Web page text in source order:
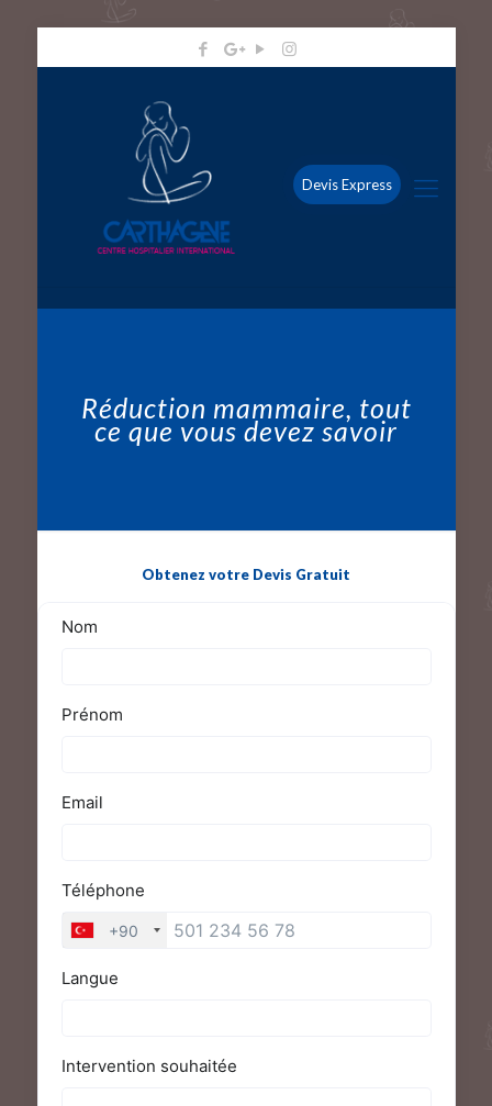
Devis Express
Réduction mammaire, tout
ce que vous devez savoir
Obtenez votre Devis Gratuit